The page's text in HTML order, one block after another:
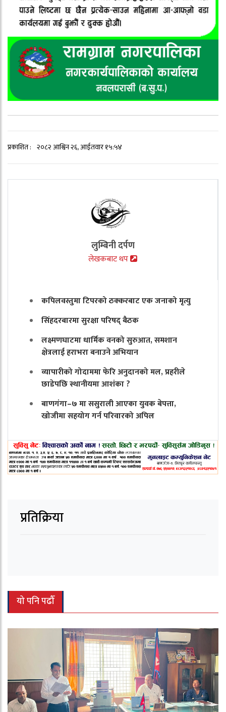
प्रकाशित : २०८२ आश्विन २६, आईतवार १५:५४
लुम्बिनी दर्पण
लेखकबाट थप
कपिलवस्तुमा टिपरको ठक्करबाट एक जनाको मृत्यु
सिंहदरबारमा सुरक्षा परिषद् बैठक
लक्ष्मणघाटमा धार्मिक वनको सुरुआत, समशान
क्षेत्रलाई हराभरा बनाउने अभियान
व्यापारीको गोदाममा फेरि अनुदानको मल, प्रहरीले
छाडेपछि स्थानीयमा आशंका ?
बाणगंगा–७ मा ससुराली आएका युवक बेपत्ता,
खोजीमा सहयोग गर्न परिवारको अपिल
प्रतिक्रिया
यो पनि पढौँ